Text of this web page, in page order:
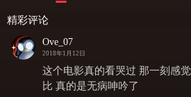
在我们头顶
Nduzaricyeza
精彩评论
Ove_07
2018年1月12日
这个电影真的看哭过 那一刻感
比 真的是无病呻吟了